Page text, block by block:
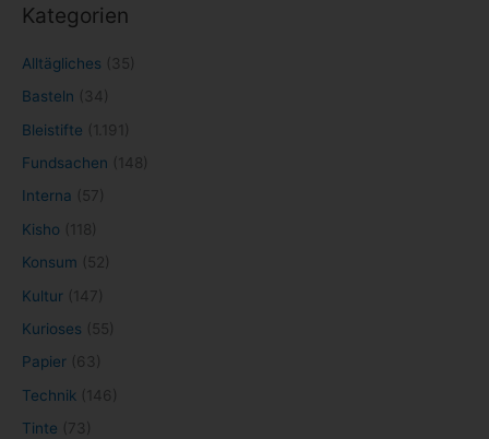
Kategorien
Alltägliches (35)
Basteln (34)
Bleistifte (1.191)
Fundsachen (148)
Interna (57)
Kisho (118)
Konsum (52)
Kultur (147)
Kurioses (55)
Papier (63)
Technik (146)
Tinte (73)